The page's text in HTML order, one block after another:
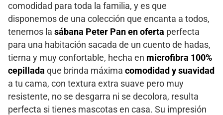
comodidad para toda la familia, y es que
disponemos de una colección que encanta a todos,
tenemos la sábana Peter Pan en oferta perfecta
para una habitación sacada de un cuento de hadas,
tierna y muy confortable, hecha en microfibra 100%
cepillada que brinda máxima comodidad y suavidad
a tu cama, con textura extra suave pero muy
resistente, no se desgarra ni se decolora, resulta
perfecta si tienes mascotas en casa. Su impresión